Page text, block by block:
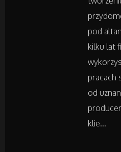
Adwokaci,
pod
kilku lat
pracach
od
klie...